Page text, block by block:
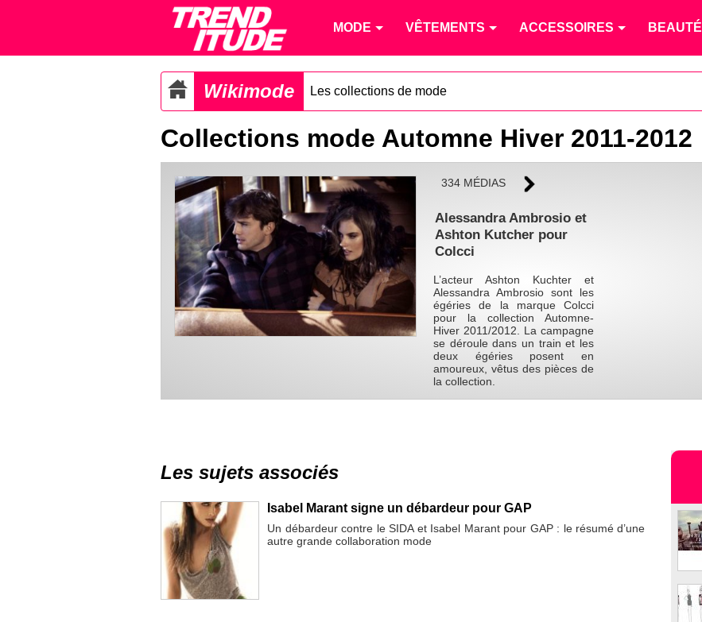
MODE VÊTEMENTS ACCESSOIRES BEAUTÉ
Wikimode Les collections de mode
Collections mode Automne Hiver 2011-2012
334 MÉDIAS
Alessandra Ambrosio et
Ashton Kutcher pour
Colcci
L’acteur Ashton Kuchter et
Alessandra Ambrosio sont les
égéries de la marque Colcci
pour la collection Automne-
Hiver 2011/2012. La campagne
se déroule dans un train et les
deux égéries posent en
amoureux, vêtus des pièces de
la collection.
Les sujets associés
Isabel Marant signe un débardeur pour GAP
Un débardeur contre le SIDA et Isabel Marant pour GAP : le résumé d’une
autre grande collaboration mode